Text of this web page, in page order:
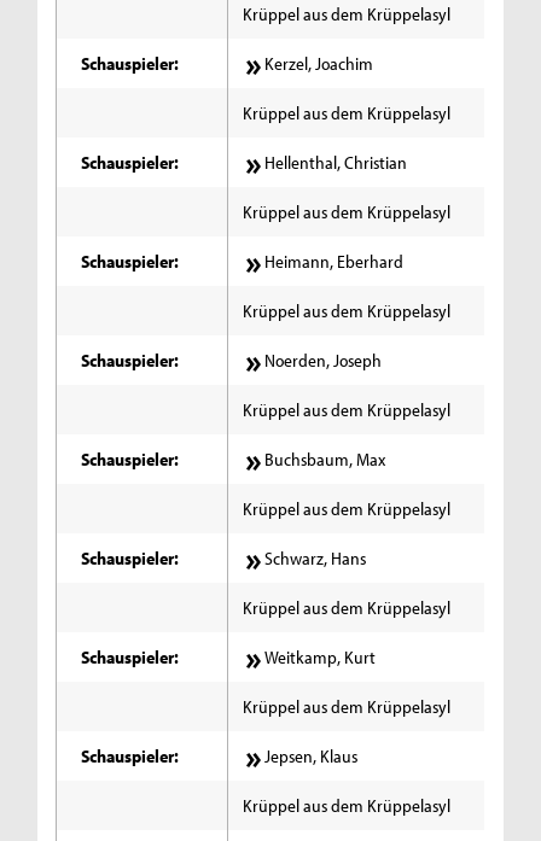
Krüppel aus dem Krüppelasyl
Schauspieler: Kerzel, Joachim
Krüppel aus dem Krüppelasyl
Schauspieler: Hellenthal, Christian
Krüppel aus dem Krüppelasyl
Schauspieler: Heimann, Eberhard
Krüppel aus dem Krüppelasyl
Schauspieler: Noerden, Joseph
Krüppel aus dem Krüppelasyl
Schauspieler: Buchsbaum, Max
Krüppel aus dem Krüppelasyl
Schauspieler: Schwarz, Hans
Krüppel aus dem Krüppelasyl
Schauspieler: Weitkamp, Kurt
Krüppel aus dem Krüppelasyl
Schauspieler: Jepsen, Klaus
Krüppel aus dem Krüppelasyl